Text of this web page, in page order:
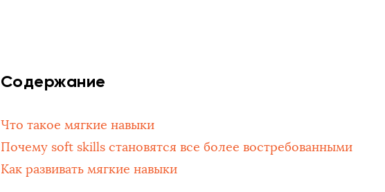
Содержание
Что такое мягкие навыки
Почему soft skills становятся все более востребованными
Как развивать мягкие навыки